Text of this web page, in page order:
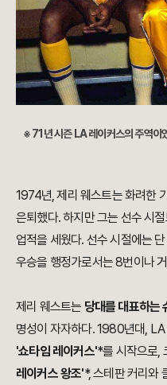
※ 71년 시즌 LA 레이커스의 주역이
1974년, 제리 웨스트는 화려한
은퇴했다. 하지만 그는 선수 시
업적을 세웠다. 선수 시절에는
우승을 행정가로서는 8번이나
제리 웨스트는 당대를 대표하는
명성이 자자하다. 1980년대,
'쇼타임 레이커스'*를 시작으로,
레이커스 왕조'*, 스테판 커리와